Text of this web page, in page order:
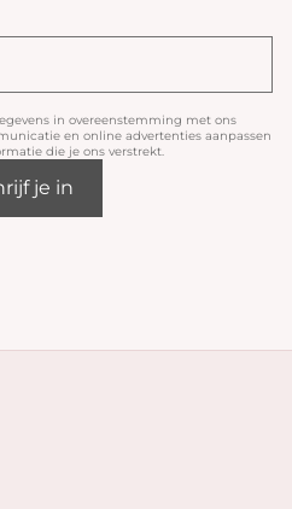
in overeenstemming met ons
en online advertenties aanpassen
die je ons verstrekt.
je in